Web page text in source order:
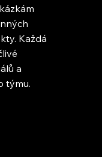
Každá
a
týmu.